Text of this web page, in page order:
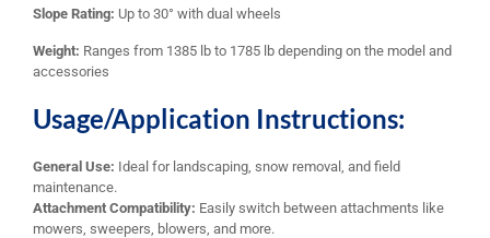
Slope Rating: Up to 30° with dual wheels
Weight: Ranges from 1385 lb to 1785 lb depending on the model and
accessories
Usage/Application Instructions:
General Use: Ideal for landscaping, snow removal, and field
maintenance.
Attachment Compatibility: Easily switch between attachments like
mowers, sweepers, blowers, and more.